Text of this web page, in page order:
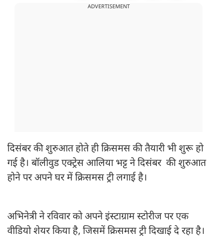
ADVERTISEMENT
दिसंबर की शुरुआत होते ही क्रिसमस की तैयारी भी शुरू हो
गई है। बॉलीवुड एक्ट्रेस आलिया भट्ट ने दिसंबर की शुरुआत
होने पर अपने घर में क्रिसमस ट्री लगाई है।
अभिनेत्री ने रविवार को अपने इंस्टाग्राम स्टोरीज पर एक
वीडियो शेयर किया है, जिसमें क्रिसमस ट्री दिखाई दे रहा है।